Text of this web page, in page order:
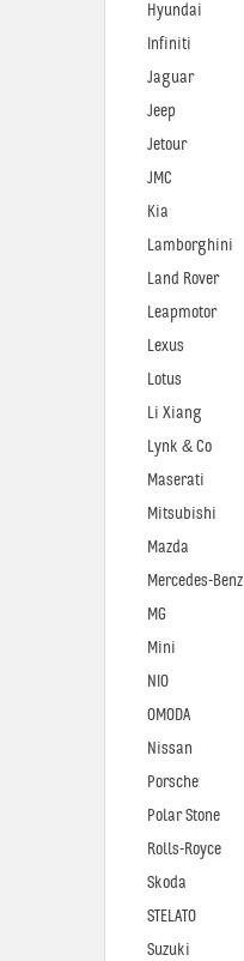
Hyundai
Infiniti
Jaguar
Jeep
Jetour
JMC
Kia
Lamborghini
Land Rover
Leapmotor
Lexus
Lotus
Li Xiang
Lynk & Co
Maserati
Mitsubishi
Mazda
Mercedes-Benz
MG
Mini
NIO
OMODA
Nissan
Porsche
Polar Stone
Rolls-Royce
Skoda
STELATO
Suzuki